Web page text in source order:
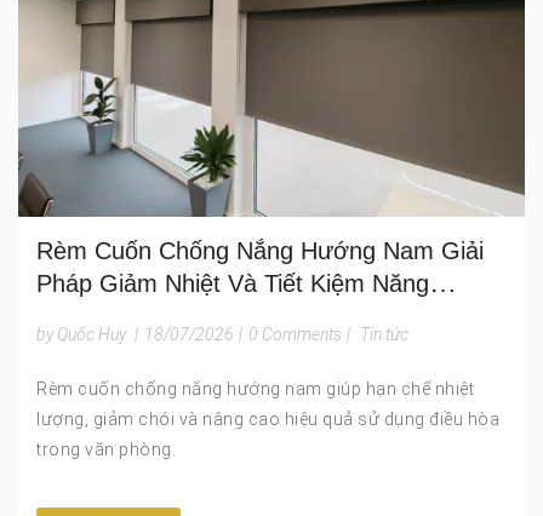
Rèm Cuốn Chống Nắng Hướng Nam Giải
Pháp Giảm Nhiệt Và Tiết Kiệm Năng
by Quốc Huy | 18/07/2026 | 0 Comments | Tin tức
Rèm cuốn chống nắng hướng nam giúp hạn chế nhiệt
lượng, giảm chói và nâng cao hiệu quả sử dụng điều hòa
trong văn phòng.